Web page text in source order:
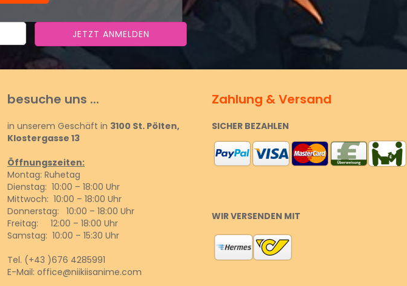
besuche uns ...
in unserem Geschäft in 3100 St. Pölten,
Klostergasse 13
Öffnungszeiten:
Montag: Ruhetag
Dienstag: 10:00 – 18:00 Uhr
Mittwoch: 10:00 – 18:00 Uhr
Donnerstag: 10:00 – 18:00 Uhr
Freitag: 12:00 – 18:00 Uhr
Samstag: 10:00 – 15:30 Uhr
Tel. (+43 )676 4285991
E-Mail: office@niikiisanime.com
Zahlung & Versand
SICHER BEZAHLEN
WIR VERSENDEN MIT